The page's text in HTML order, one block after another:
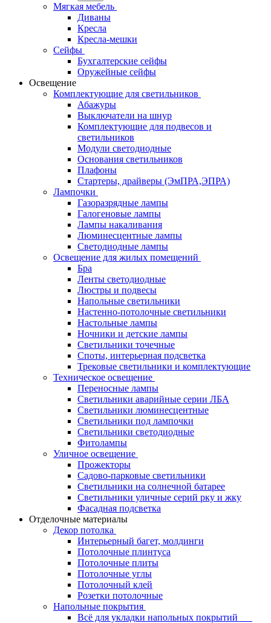
Мягкая мебель
Диваны
Кресла
Кресла-мешки
Сейфы
Бухгалтерские сейфы
Оружейные сейфы
Освещение
Комплектующие для светильников
Абажуры
Выключатели на шнур
Комплектующие для подвесов и
светильников
Модули светодиодные
Основания светильников
Плафоны
Стартеры, драйверы (ЭмПРА,ЭПРА)
Лампочки
Газоразрядные лампы
Галогеновые лампы
Лампы накаливания
Люминесцентные лампы
Светодиодные лампы
Освещение для жилых помещений
Бра
Ленты светодиодные
Люстры и подвесы
Напольные светильники
Настенно-потолочные светильники
Настольные лампы
Ночники и детские лампы
Светильники точечные
Споты, интерьерная подсветка
Трековые светильники и комплектующие
Техническое освещение
Переносные лампы
Светильники аварийные серии ЛБА
Светильники люминесцентные
Светильники под лампочки
Светильники светодиодные
Фитолампы
Уличное освещение
Прожекторы
Садово-парковые светильники
Светильники на солнечной батарее
Светильники уличные серий рку и жку
Фасадная подсветка
Отделочные материалы
Декор потолка
Интерьерный багет, молдинги
Потолочные плинтуса
Потолочные плиты
Потолочные углы
Потолочный клей
Розетки потолочные
Напольные покрытия
Всё для укладки напольных покрытий